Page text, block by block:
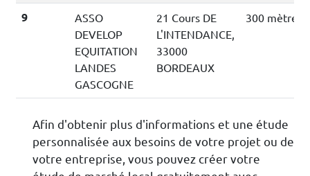
9
ASSO
DEVELOP
EQUITATION
LANDES
GASCOGNE
21 Cours DE
L'INTENDANCE,
33000
BORDEAUX
300 mètres
Afin d'obtenir plus d'informations et une étude
personnalisée aux besoins de votre projet ou de
votre entreprise, vous pouvez créer votre